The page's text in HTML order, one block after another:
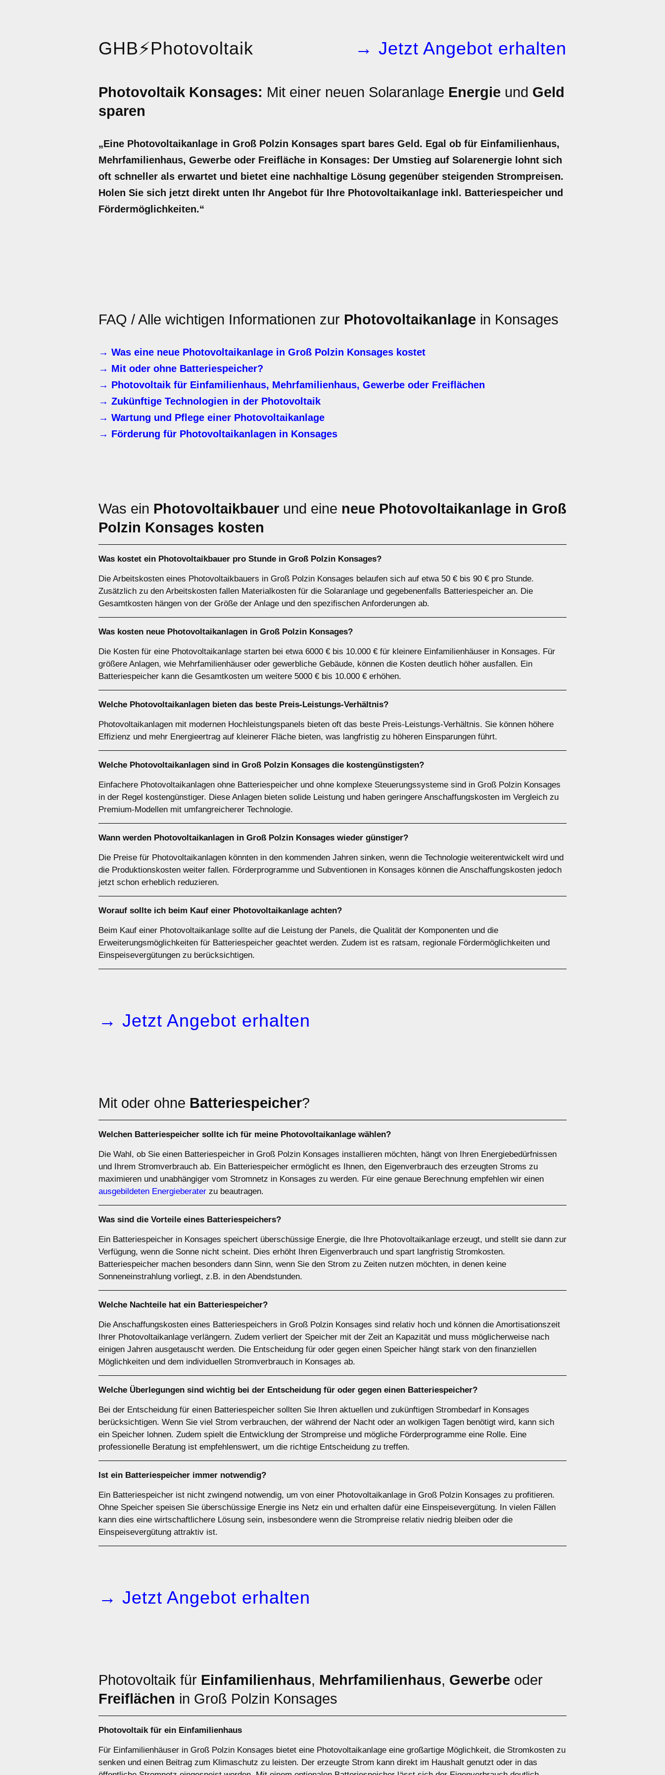
GHB⚡Photovoltaik → Jetzt Angebot erhalten
Photovoltaik Konsages: Mit einer neuen Solaranlage Energie und Geld
sparen
„Eine Photovoltaikanlage in Groß Polzin Konsages spart bares Geld. Egal ob für Einfamilienhaus,
Mehrfamilienhaus, Gewerbe oder Freifläche in Konsages: Der Umstieg auf Solarenergie lohnt sich
oft schneller als erwartet und bietet eine nachhaltige Lösung gegenüber steigenden Strompreisen.
Holen Sie sich jetzt direkt unten Ihr Angebot für Ihre Photovoltaikanlage inkl. Batteriespeicher und
Fördermöglichkeiten.“
FAQ / Alle wichtigen Informationen zur Photovoltaikanlage in Konsages
→ Was eine neue Photovoltaikanlage in Groß Polzin Konsages kostet
→ Mit oder ohne Batteriespeicher?
→ Photovoltaik für Einfamilienhaus, Mehrfamilienhaus, Gewerbe oder Freiflächen
→ Zukünftige Technologien in der Photovoltaik
→ Wartung und Pflege einer Photovoltaikanlage
→ Förderung für Photovoltaikanlagen in Konsages
Was ein Photovoltaikbauer und eine neue Photovoltaikanlage in Groß
Polzin Konsages kosten
Was kostet ein Photovoltaikbauer pro Stunde in Groß Polzin Konsages?
Die Arbeitskosten eines Photovoltaikbauers in Groß Polzin Konsages belaufen sich auf etwa 50 € bis 90 € pro Stunde.
Zusätzlich zu den Arbeitskosten fallen Materialkosten für die Solaranlage und gegebenenfalls Batteriespeicher an. Die
Gesamtkosten hängen von der Größe der Anlage und den spezifischen Anforderungen ab.
Was kosten neue Photovoltaikanlagen in Groß Polzin Konsages?
Die Kosten für eine Photovoltaikanlage starten bei etwa 6000 € bis 10.000 € für kleinere Einfamilienhäuser in Konsages. Für
größere Anlagen, wie Mehrfamilienhäuser oder gewerbliche Gebäude, können die Kosten deutlich höher ausfallen. Ein
Batteriespeicher kann die Gesamtkosten um weitere 5000 € bis 10.000 € erhöhen.
Welche Photovoltaikanlagen bieten das beste Preis-Leistungs-Verhältnis?
Photovoltaikanlagen mit modernen Hochleistungspanels bieten oft das beste Preis-Leistungs-Verhältnis. Sie können höhere
Effizienz und mehr Energieertrag auf kleinerer Fläche bieten, was langfristig zu höheren Einsparungen führt.
Welche Photovoltaikanlagen sind in Groß Polzin Konsages die kostengünstigsten?
Einfachere Photovoltaikanlagen ohne Batteriespeicher und ohne komplexe Steuerungssysteme sind in Groß Polzin Konsages
in der Regel kostengünstiger. Diese Anlagen bieten solide Leistung und haben geringere Anschaffungskosten im Vergleich zu
Premium-Modellen mit umfangreicherer Technologie.
Wann werden Photovoltaikanlagen in Groß Polzin Konsages wieder günstiger?
Die Preise für Photovoltaikanlagen könnten in den kommenden Jahren sinken, wenn die Technologie weiterentwickelt wird und
die Produktionskosten weiter fallen. Förderprogramme und Subventionen in Konsages können die Anschaffungskosten jedoch
jetzt schon erheblich reduzieren.
Worauf sollte ich beim Kauf einer Photovoltaikanlage achten?
Beim Kauf einer Photovoltaikanlage sollte auf die Leistung der Panels, die Qualität der Komponenten und die
Erweiterungsmöglichkeiten für Batteriespeicher geachtet werden. Zudem ist es ratsam, regionale Fördermöglichkeiten und
Einspeisevergütungen zu berücksichtigen.
→ Jetzt Angebot erhalten
Mit oder ohne Batteriespeicher?
Welchen Batteriespeicher sollte ich für meine Photovoltaikanlage wählen?
Die Wahl, ob Sie einen Batteriespeicher in Groß Polzin Konsages installieren möchten, hängt von Ihren Energiebedürfnissen
und Ihrem Stromverbrauch ab. Ein Batteriespeicher ermöglicht es Ihnen, den Eigenverbrauch des erzeugten Stroms zu
maximieren und unabhängiger vom Stromnetz in Konsages zu werden. Für eine genaue Berechnung empfehlen wir einen
ausgebildeten Energieberater zu beautragen.
Was sind die Vorteile eines Batteriespeichers?
Ein Batteriespeicher in Konsages speichert überschüssige Energie, die Ihre Photovoltaikanlage erzeugt, und stellt sie dann zur
Verfügung, wenn die Sonne nicht scheint. Dies erhöht Ihren Eigenverbrauch und spart langfristig Stromkosten.
Batteriespeicher machen besonders dann Sinn, wenn Sie den Strom zu Zeiten nutzen möchten, in denen keine
Sonneneinstrahlung vorliegt, z.B. in den Abendstunden.
Welche Nachteile hat ein Batteriespeicher?
Die Anschaffungskosten eines Batteriespeichers in Groß Polzin Konsages sind relativ hoch und können die Amortisationszeit
Ihrer Photovoltaikanlage verlängern. Zudem verliert der Speicher mit der Zeit an Kapazität und muss möglicherweise nach
einigen Jahren ausgetauscht werden. Die Entscheidung für oder gegen einen Speicher hängt stark von den finanziellen
Möglichkeiten und dem individuellen Stromverbrauch in Konsages ab.
Welche Überlegungen sind wichtig bei der Entscheidung für oder gegen einen Batteriespeicher?
Bei der Entscheidung für einen Batteriespeicher sollten Sie Ihren aktuellen und zukünftigen Strombedarf in Konsages
berücksichtigen. Wenn Sie viel Strom verbrauchen, der während der Nacht oder an wolkigen Tagen benötigt wird, kann sich
ein Speicher lohnen. Zudem spielt die Entwicklung der Strompreise und mögliche Förderprogramme eine Rolle. Eine
professionelle Beratung ist empfehlenswert, um die richtige Entscheidung zu treffen.
Ist ein Batteriespeicher immer notwendig?
Ein Batteriespeicher ist nicht zwingend notwendig, um von einer Photovoltaikanlage in Groß Polzin Konsages zu profitieren.
Ohne Speicher speisen Sie überschüssige Energie ins Netz ein und erhalten dafür eine Einspeisevergütung. In vielen Fällen
kann dies eine wirtschaftlichere Lösung sein, insbesondere wenn die Strompreise relativ niedrig bleiben oder die
Einspeisevergütung attraktiv ist.
→ Jetzt Angebot erhalten
Photovoltaik für Einfamilienhaus, Mehrfamilienhaus, Gewerbe oder
Freiflächen in Groß Polzin Konsages
Photovoltaik für ein Einfamilienhaus
Für Einfamilienhäuser in Groß Polzin Konsages bietet eine Photovoltaikanlage eine großartige Möglichkeit, die Stromkosten zu
senken und einen Beitrag zum Klimaschutz zu leisten. Der erzeugte Strom kann direkt im Haushalt genutzt oder in das